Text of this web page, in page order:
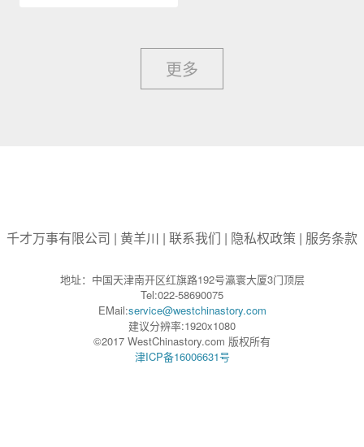
更多
千才万事有限公司 | 黄羊川 | 联系我们 | 隐私权政策 | 服务条款
地址：中国天津南开区红旗路192号瀛寰大厦3门顶层
Tel:022-58690075
EMail:service@westchinastory.com
建议分辨率:1920x1080
©2017 WestChinastory.com 版权所有
津ICP备16006631号